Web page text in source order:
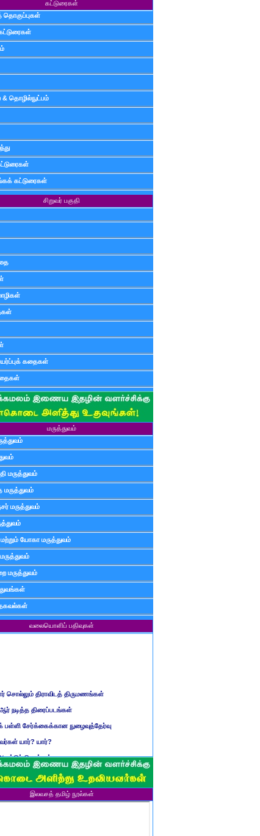
கட்டுரைகள்
தொகுப்புகள்
& தொழில்நுட்பம்
கட்டுரைகள்
சிறுவர் பகுதி
கதைகள்
மருத்துவம்
மருத்துவம்
மருத்துவம்
மருத்துவம்
யோகா மருத்துவம்
மருத்துவம்
வலையொளிப் பதிவுகள்
நடித்த திரைப்படங்கள்
பள்ளி சேர்க்கைக்கான நுழைவுத்தேர்வு
யார்? யார்?
பெயர்கள்
சுழி வந்தது எப்படி?
போவது, வந்தால் போகாது, போனால் வராது...?
படைப் பெயர்கள்இலவசத் தமிழ் நூல்கள்